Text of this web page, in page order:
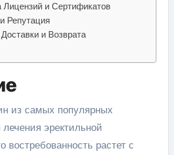
Лицензий и Сертификатов
Репутация
и Возврата
эректильной
востребованность растет с